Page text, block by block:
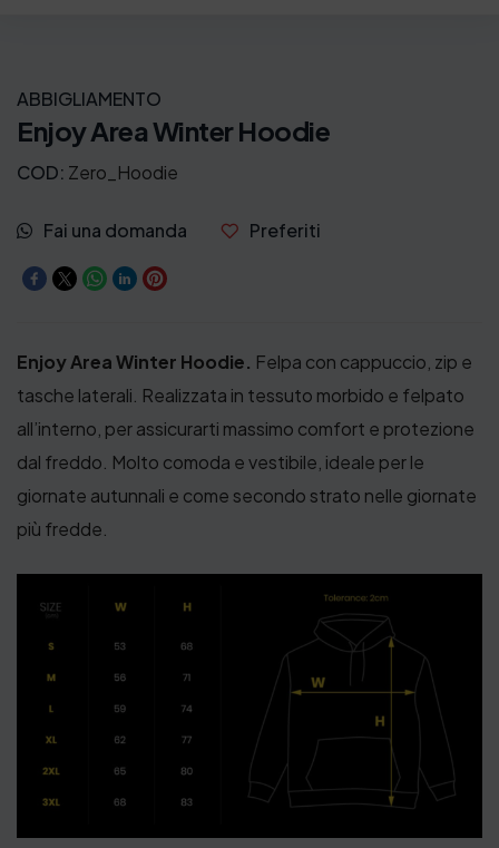
ABBIGLIAMENTO
Enjoy Area Winter Hoodie
COD: Zero_Hoodie
Fai una domanda Preferiti
Enjoy Area Winter Hoodie. Felpa con cappuccio, zip e
tasche laterali. Realizzata in tessuto morbido e felpato
all’interno, per assicurarti massimo comfort e protezione
dal freddo. Molto comoda e vestibile, ideale per le
giornate autunnali e come secondo strato nelle giornate
più fredde.